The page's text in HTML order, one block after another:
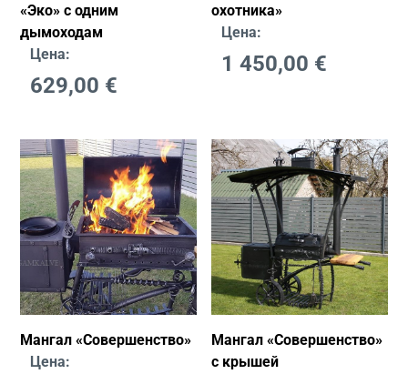
«Эко» с одним
дымоходам
Цена:
629,00 €
охотника»
Цена:
1 450,00 €
Мангал «Совершенство»
Цена:
Мангал «Совершенство»
с крышей